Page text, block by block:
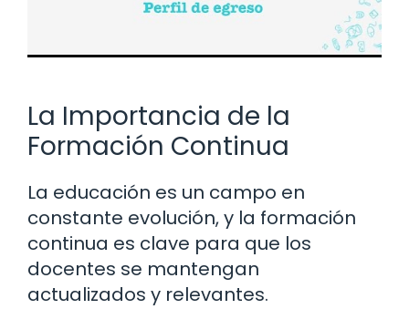
La Importancia de la
Formación Continua
La educación es un campo en
constante evolución, y la formación
continua es clave para que los
docentes se mantengan
actualizados y relevantes.